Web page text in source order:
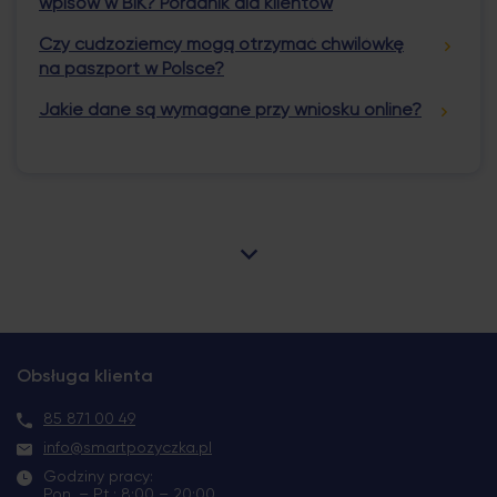
wpisów w BIK? Poradnik dla klientów
Czy cudzoziemcy mogą otrzymać chwilówkę
na paszport w Polsce?
Jakie dane są wymagane przy wniosku online?
Obsługa klienta
85 871 00 49
info@smartpozyczka.pl
Godziny pracy: